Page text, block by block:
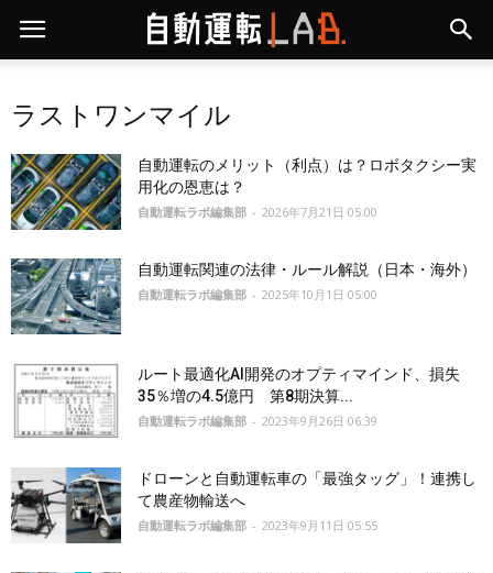
ラストワンマイル
自動運転のメリット（利点）は？ロボタクシー実
用化の恩恵は？
自動運転ラボ編集部 - 2026年7月21日 05:00
自動運転関連の法律・ルール解説（日本・海外）
自動運転ラボ編集部 - 2025年10月1日 05:00
ルート最適化AI開発のオプティマインド、損失
35％増の4.5億円 第8期決算...
自動運転ラボ編集部 - 2023年9月26日 06:39
ドローンと自動運転車の「最強タッグ」！連携し
て農産物輸送へ
自動運転ラボ編集部 - 2023年9月11日 05:55